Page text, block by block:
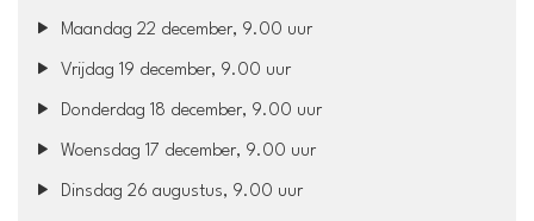
Maandag 22 december, 9.00 uur
Vrijdag 19 december, 9.00 uur
Donderdag 18 december, 9.00 uur
Woensdag 17 december, 9.00 uur
Dinsdag 26 augustus, 9.00 uur